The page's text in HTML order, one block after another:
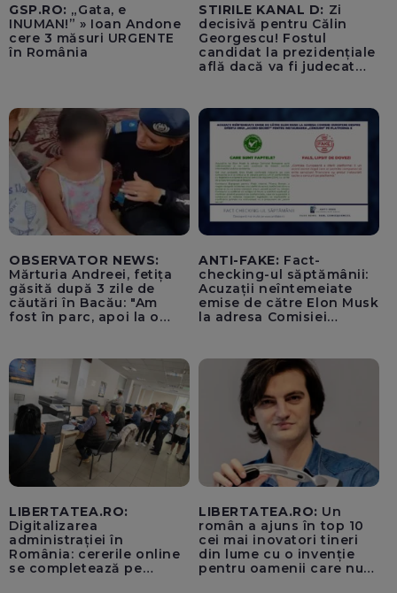
GSP.RO: „Gata, e
INUMAN!” » Ioan Andone
cere 3 măsuri URGENTE
în România
STIRILE KANAL D: Zi
decisivă pentru Călin
Georgescu! Fostul
candidat la prezidențiale
află dacă va fi judecat
OBSERVATOR NEWS:
Mărturia Andreei, fetița
găsită după 3 zile de
căutări în Bacău: "Am
fost în parc, apoi la o
ANTI-FAKE: Fact-
checking-ul săptămânii:
Acuzații neîntemeiate
emise de către Elon Musk
la adresa Comisiei
pentru instaurarea
„cenzurii” pe platforma X
LIBERTATEA.RO:
Digitalizarea
administrației în
România: cererile online
se completează pe
LIBERTATEA.RO: Un
român a ajuns în top 10
cei mai inovatori tineri
din lume cu o invenție
pentru oamenii care nu